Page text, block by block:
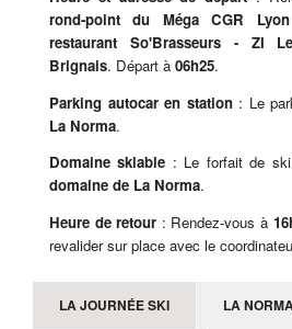
rond-point du Méga CGR
restaurant So'Brasseurs - ZI
Brignais. Départ à 06h25.
Parking autocar en station : Le
La Norma.
Domaine skiable : Le forfait de
domaine de La Norma.
Heure de retour : Rendez-vous à
revalider sur place avec le
LA JOURNÉE SKI LA